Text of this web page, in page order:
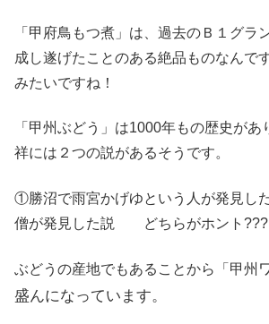
「甲府鳥もつ煮」は、過去のＢ１グラ
成し遂げたことのある絶品ものなんで
みたいですね！
「甲州ぶどう」は1000年もの歴史があ
祥には２つの説があるそうです。
①勝沼で雨宮かげゆという人が発見
僧が発見した説 どちらがホント???
ぶどうの産地でもあることから「甲州
盛んになっています。